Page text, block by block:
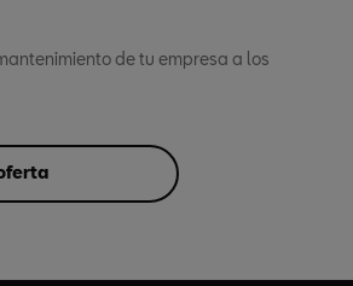
de tu empresa a los